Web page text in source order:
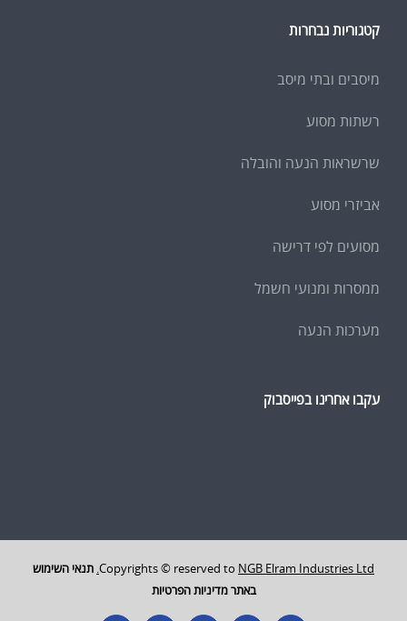
קטגוריות נבחרות
מיסבים ובתי מיסב
רשתות מסוע
שרשראות הנעה והובלה
אביזרי מסוע
מסועים לפי דרישה
ממסרות ומנועי חשמל
מערכות הנעה
עקבו אחרינו בפייסבוק
Copyrights © reserved to NGB Elram Industries Ltd.
תנאי השימוש
באתרמדיניות הפרטיות